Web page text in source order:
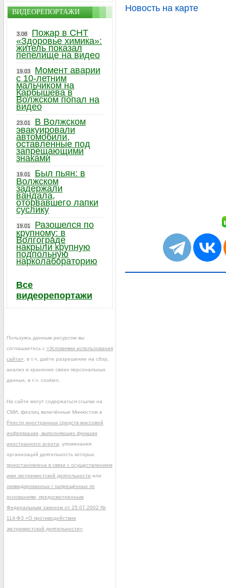
Новость на карте
ВИДЕОРЕПОРТАЖИ
3.08
Пожар в СНТ
«Здоровье химика»:
житель показал
пепелище на видео
19.03
Момент аварии
с 10-летним
мальчиком на
Карбышева в
Волжском попал на
видео
23.01
В Волжском
эвакуировали
автомобили,
оставленные под
запрещающими
знаками
19.01
Был пьян: в
Волжском
задержали
вандала,
оторвавшего лапки
суслику
19.01
Разошелся по
крупному: в
Волгограде
накрыли крупную
подпольную
нарколабораторию
Все
видеорепортажи
Пользуясь данным ресурсом вы
соглашаетесь с «Условиями использования
сайта» , в т.ч. даёте разрешение на сбор,
анализ и хранение своих персональных
данных, в т.ч. cookies.
На сайте могут содержаться ссылки на
СМИ, физлиц включённые Минюстом в
Реестр иностранных средств массовой
информации, выполняющих функции
иностранного агента , упоминания
организаций деятельность которых
приостановлена в связи с осуществлением
ими экстремистской деятельности или
ликвидированных / запрещённых по
основаниям, предусмотренным
Федеральным законом от 25.07.2002 №
114-ФЗ «О противодействии
экстремистской деятельности»